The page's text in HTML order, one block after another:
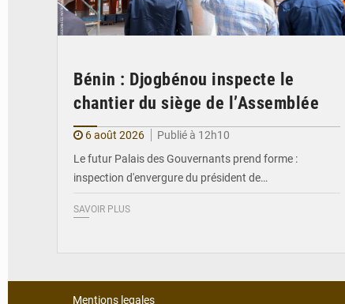
Bénin : Djogbénou inspecte le
chantier du siège de l’Assemblée
6 août 2026
Publié à 12h10
Le futur Palais des Gouvernants prend forme :
inspection d'envergure du président de…
SAVOIR PLUS
Mentions legales